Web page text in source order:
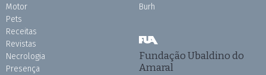
Motor
Pets
Receitas
Revistas
Necrologia
Presença
Burh
Fundação Ubaldino do
Amaral